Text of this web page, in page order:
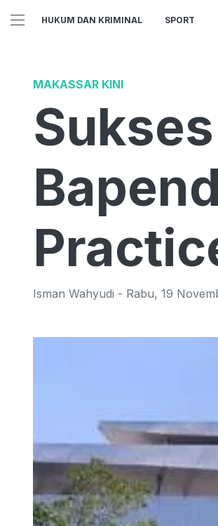
HUKUM DAN KRIMINAL SPORT
MAKASSAR KINI
Isman Wahyudi - Rabu, 19